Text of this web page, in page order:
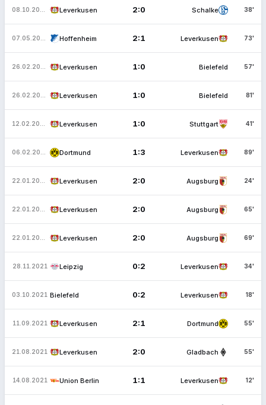
Leverkusen 2:0 Schalke 38'
Hoffenheim 2:1 Leverkusen 73'
Leverkusen 1:0 Bielefeld 57'
Leverkusen 1:0 Bielefeld 81'
Leverkusen 1:0 Stuttgart 41'
Dortmund 1:3 Leverkusen 89'
Leverkusen 2:0 Augsburg 24'
Leverkusen 2:0 Augsburg 65'
Leverkusen 2:0 Augsburg 69'
28.11.2021 Leipzig 0:2 Leverkusen 34'
03.10.2021 Bielefeld 0:2 Leverkusen 18'
11.09.2021 Leverkusen 2:1 Dortmund 55'
21.08.2021 Leverkusen 2:0 Gladbach 55'
14.08.2021 Union Berlin 1:1 Leverkusen 12'